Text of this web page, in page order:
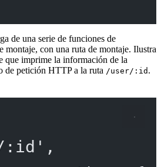
de una serie de funciones de
montaje, con una ruta de montaje. Ilustra
que imprime la información de la
de petición HTTP a la ruta /user/:id .
:id' ,